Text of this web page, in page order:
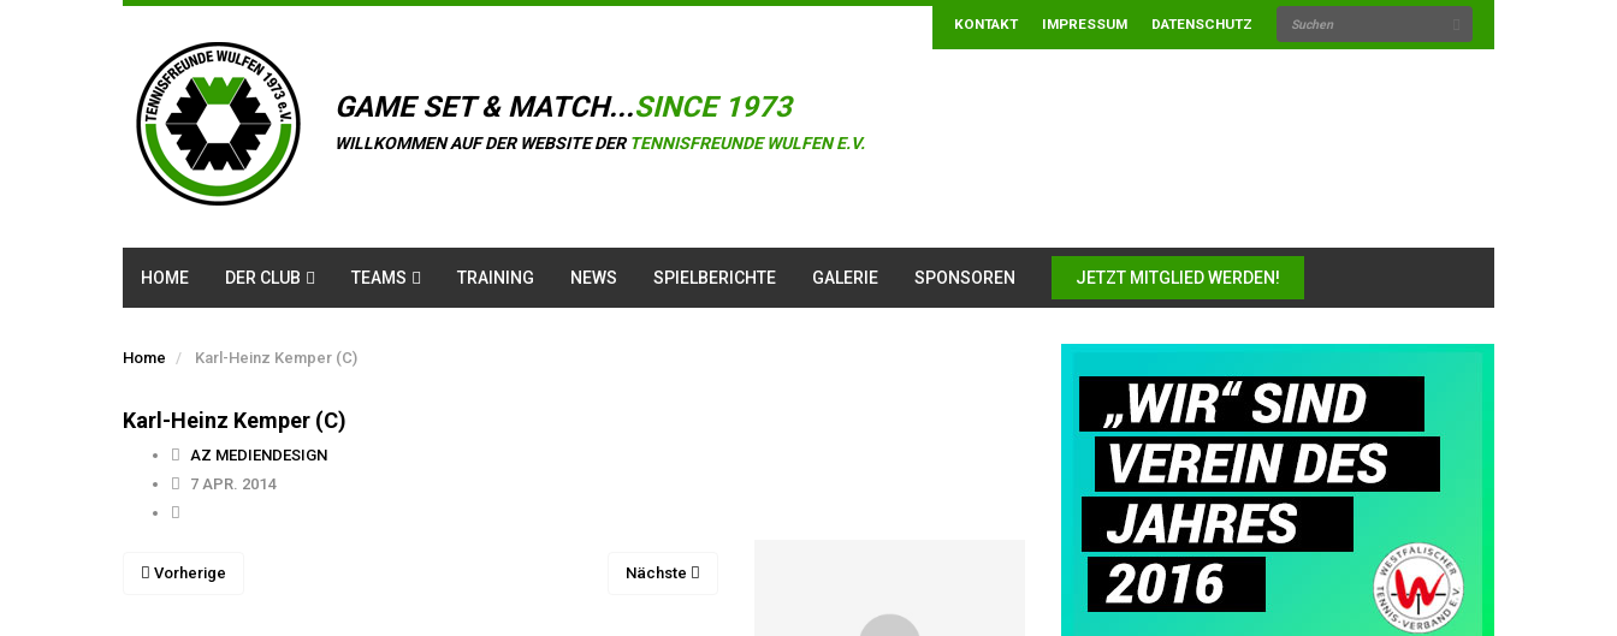
KONTAKT IMPRESSUM DATENSCHUTZ
GAME SET & MATCH...SINCE 1973
WILLKOMMEN AUF DER WEBSITE DER TENNISFREUNDE WULFEN E.V.
HOME DER CLUB TEAMS TRAINING NEWS SPIELBERICHTE GALERIE SPONSOREN JETZT MITGLIED WERDEN!
Home Karl-Heinz Kemper (C)
Karl-Heinz Kemper (C)
AZ MEDIENDESIGN
7 APR. 2014
Vorherige Nächste